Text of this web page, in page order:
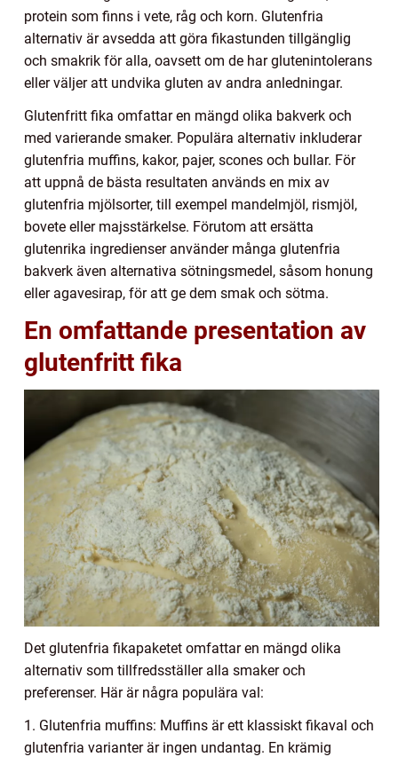
protein som finns i vete, råg och korn. Glutenfria
alternativ är avsedda att göra fikastunden tillgänglig
och smakrik för alla, oavsett om de har glutenintolerans
eller väljer att undvika gluten av andra anledningar.
Glutenfritt fika omfattar en mängd olika bakverk och
med varierande smaker. Populära alternativ inkluderar
glutenfria muffins, kakor, pajer, scones och bullar. För
att uppnå de bästa resultaten används en mix av
glutenfria mjölsorter, till exempel mandelmjöl, rismjöl,
bovete eller majsstärkelse. Förutom att ersätta
glutenrika ingredienser använder många glutenfria
bakverk även alternativa sötningsmedel, såsom honung
eller agavesirap, för att ge dem smak och sötma.
En omfattande presentation av
glutenfritt fika
Det glutenfria fikapaketet omfattar en mängd olika
alternativ som tillfredsställer alla smaker och
preferenser. Här är några populära val:
1. Glutenfria muffins: Muffins är ett klassiskt fikaval och
glutenfria varianter är ingen undantag. En krämig